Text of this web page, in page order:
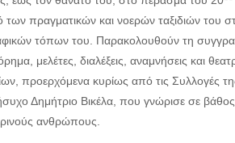
των πραγματικών και νοερών ταξιδιών
τόπων του. Παρακολουθούν τη
μελέτες, διαλέξεις, αναμνήσεις και
προερχόμενα κυρίως από τις Συλλογές
Δημήτριο Βικέλα, που γνώρισε σε
ανθρώπους.